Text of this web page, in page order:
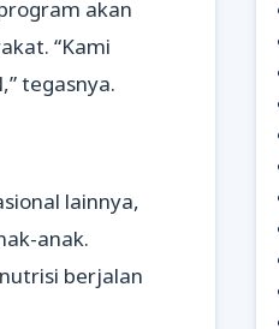
akan
“Kami
tegasnya.
lainnya,
anak.
berjalan